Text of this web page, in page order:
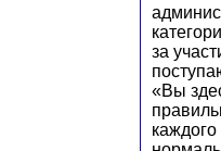
за
«Вы